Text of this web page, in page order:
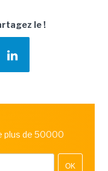
le !
plus de 50000
OK